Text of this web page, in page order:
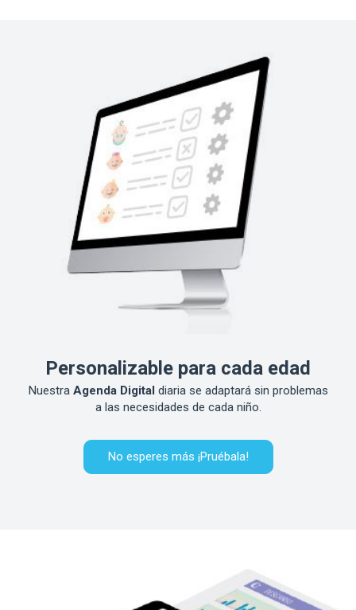
Personalizable para cada edad
Nuestra Agenda Digital diaria se adaptará sin problemas
a las necesidades de cada niño.
No esperes más ¡Pruébala!